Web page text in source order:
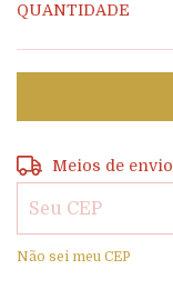
QUANTIDADE
Entregas para o CEP:
Meios de envio
Não sei meu CEP